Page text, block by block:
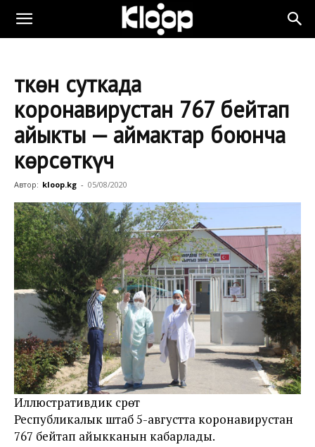
Өткөн суткада
коронавирустан 767 бейтап
айыкты — аймактар боюнча
көрсөткүч
Автор: kloop.kg - 05/08/2020
Иллюстративдик сүрөт
Республикалык штаб 5-августта коронавирустан
767 бейтап айыкканын кабарлады.